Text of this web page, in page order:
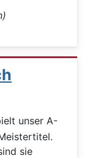
unser A-
sie